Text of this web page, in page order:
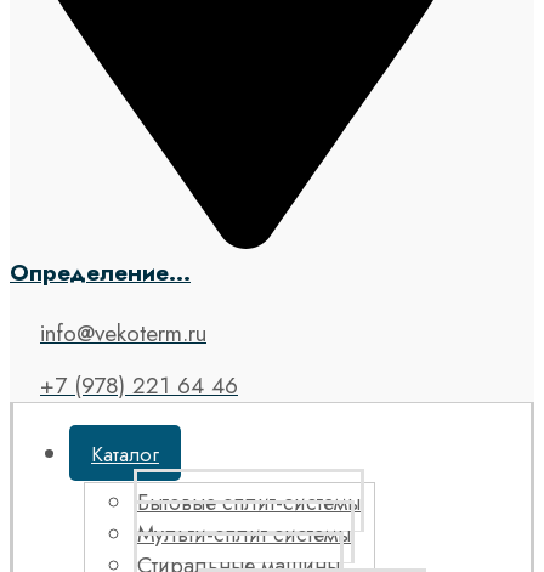
Определение...
info@vekoterm.ru
+7 (978) 221 64 46
Каталог
Бытовые сплит-системы
Мульти-сплит системы